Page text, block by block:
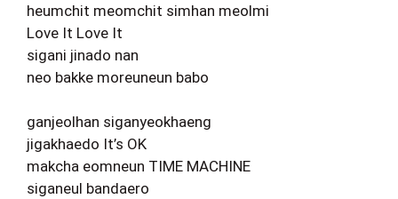
heumchit meomchit simhan meolmi
Love It Love It
sigani jinado nan
neo bakke moreuneun babo
ganjeolhan siganyeokhaeng
jigakhaedo It’s OK
makcha eomneun TIME MACHINE
siganeul bandaero